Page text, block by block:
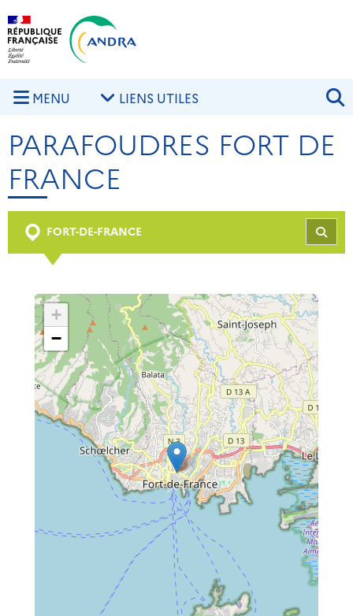
Aller au contenu principal
MENU LIENS UTILES
PARAFOUDRES FORT DE
FRANCE
FORT-DE-FRANCE
+
−